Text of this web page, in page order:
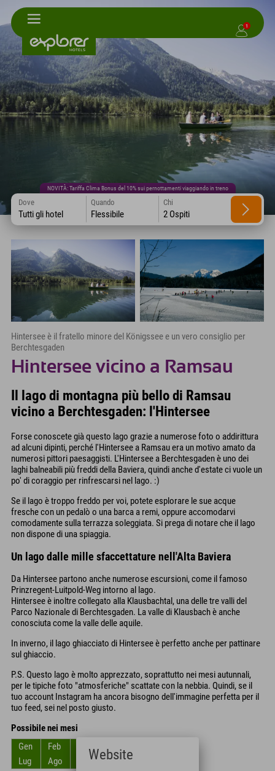
1
NOVITÀ: Tariffa Clima Bonus del 10% sui pernottamenti viaggiando in treno
Dove
Tutti gli hotel
Quando
Flessibile
Chi
2 Ospiti
Hintersee è il fratello minore del Königssee e un vero consiglio per
Berchtesgaden
Hintersee vicino a Ramsau
Il lago di montagna più bello di Ramsau
vicino a Berchtesgaden: l'Hintersee
Forse conoscete già questo lago grazie a numerose foto o addirittura
ad alcuni dipinti, perché l'Hintersee a Ramsau era un motivo amato da
numerosi pittori paesaggisti. L'Hintersee a Berchtesgaden è uno dei
laghi balneabili più freddi della Baviera, quindi anche d'estate ci vuole un
po' di coraggio per rinfrescarsi nel lago. :)
Se il lago è troppo freddo per voi, potete esplorare le sue acque
fresche con un pedalò o una barca a remi, oppure accomodarvi
comodamente sulla terrazza soleggiata. Si prega di notare che il lago
non dispone di una spiaggia.
Un lago dalle mille sfaccettature nell'Alta Baviera
Da Hintersee partono anche numerose escursioni, come il famoso
Prinzregent-Luitpold-Weg intorno al lago.
Hintersee è inoltre collegato alla Klausbachtal, una delle tre valli del
Parco Nazionale di Berchtesgaden. La valle di Klausbach è anche
conosciuta come la valle delle aquile.
In inverno, il lago ghiacciato di Hintersee è perfetto anche per pattinare
sul ghiaccio.
P.S. Questo lago è molto apprezzato, soprattutto nei mesi autunnali,
per le tipiche foto "atmosferiche" scattate con la nebbia. Quindi, se il
tuo account Instagram ha ancora bisogno dell'immagine perfetta per il
tuo feed, sei nel posto giusto.
Possibile nei mesi
Gen
Feb Mar Apr
Lug
Ago Ott
Website